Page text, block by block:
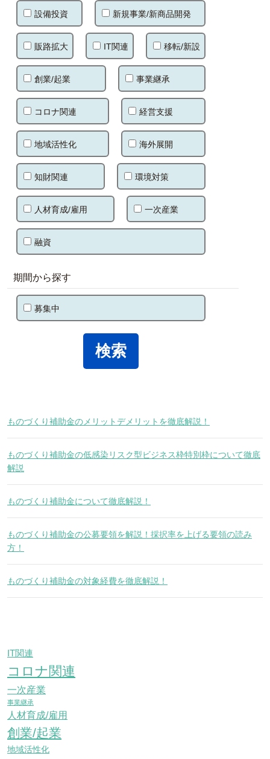
設備投資 新規事業/新商品開発
販路拡大 IT関連 移転/新設
創業/起業 事業継承
コロナ関連 経営支援
地域活性化 海外展開
知財関連 環境対策
人材育成/雇用 一次産業
融資
期間から探す
募集中
ものづくり補助金のメリットデメリットを徹底解説！
ものづくり補助金の低感染リスク型ビジネス枠特別枠について徹底
解説
ものづくり補助金について徹底解説！
ものづくり補助金の公募要領を解説！採択率を上げる要領の読み
方！
ものづくり補助金の対象経費を徹底解説！
IT関連
コロナ関連
一次産業
事業継承
人材育成/雇用
創業/起業
地域活性化